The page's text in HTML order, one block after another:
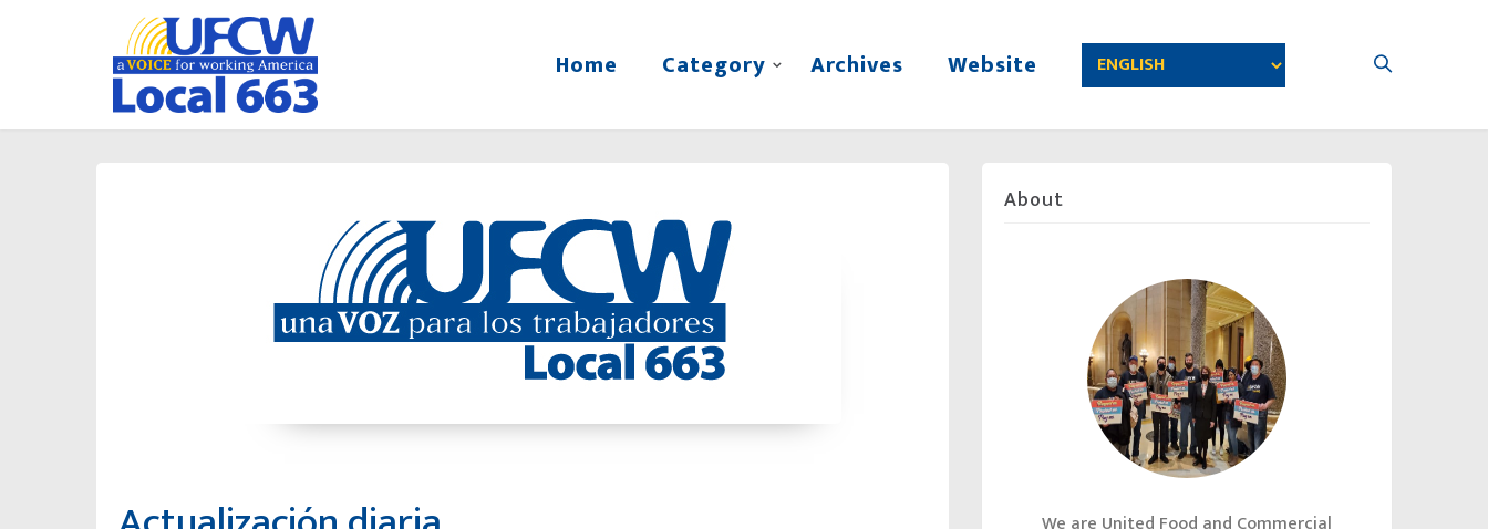
Home Category Archives Website
About